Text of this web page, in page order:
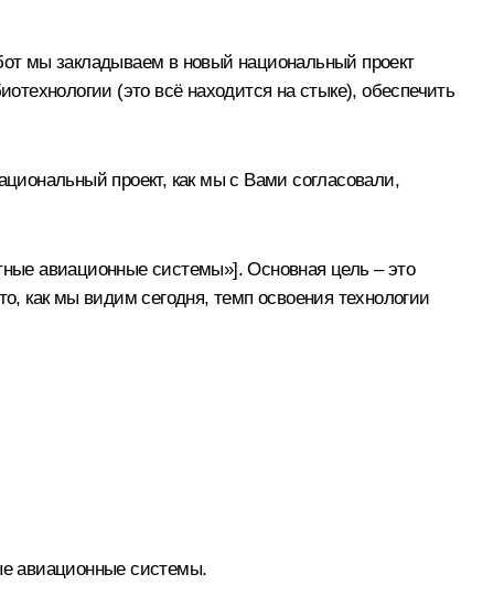
мы закладываем в новый национальный проект
(это всё находится на стыке), обеспечить
проект, как мы с Вами согласовали,
авиационные системы»]. Основная цель – это
как мы видим сегодня, темп освоения технологии
авиационные системы.